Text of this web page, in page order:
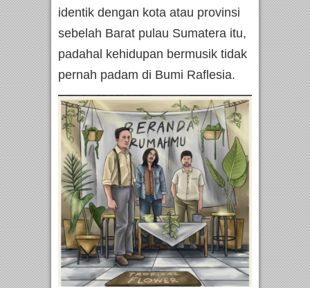
identik dengan kota atau provinsi
sebelah Barat pulau Sumatera itu,
padahal kehidupan bermusik tidak
pernah padam di Bumi Raflesia.